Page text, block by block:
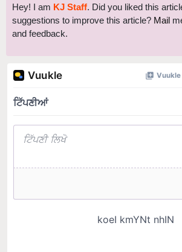
Hey! I am KJ Staff. Did you liked this
suggestions to improve this article? Mail
and feedback.